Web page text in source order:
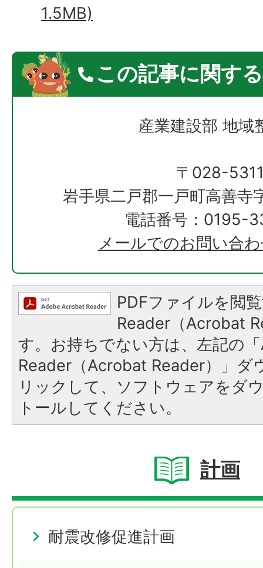
1.5MB)
この記事に関す
産業建設部 地域
〒028-
岩手県二戸郡一戸町高善寺
電話番号：0195-
メールでのお問い合
PDFファイルを閲
Reader（Acrobat
す。お持ちでない方は、左記の
Reader（Acrobat Reader）」ダ
リックして、ソフトウェアをダ
トールしてください。
計画
耐震改修促進計画